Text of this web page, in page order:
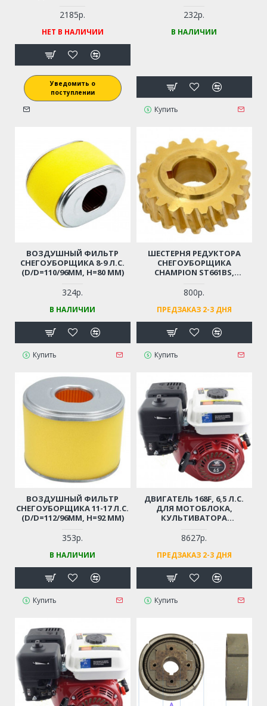
2185р.
НЕТ В НАЛИЧИИ
Уведомить о
поступлении
232р.
В НАЛИЧИИ
Купить
ВОЗДУШНЫЙ ФИЛЬТР
СНЕГОУБОРЩИКА 8-9 Л.С.
(D/D=110/96ММ, Н=80 ММ)
324р.
В НАЛИЧИИ
Купить
ШЕСТЕРНЯ РЕДУКТОРА
СНЕГОУБОРЩИКА
CHAMPION ST661BS,
51405MA, SNAPPER 924IE,
924IR, MURRAY ML61750R,
ML61900R, 6240810X61,
624555X61A, CANADIANA
CH61900, 1695361, CL 61900R,
STIGA (22 ЗУБА, D19ММ,
800р.
ПРЕДЗАКАЗ 2-3 ДНЯ
Купить
ВОЗДУШНЫЙ ФИЛЬТР
СНЕГОУБОРЩИКА 11-17 Л.С.
(D/D=112/96ММ, Н=92 ММ)
353р.
В НАЛИЧИИ
Купить
ДВИГАТЕЛЬ 168F, 6,5 Л.С.
ДЛЯ МОТОБЛОКА,
КУЛЬТИВАТОРА
СНЕГОУБОРЩИКА (ВАЛ - 19
ММ, ШПОНКА; С ДАТЧИКОМ
УРОВНЯ МАСЛА! СТАЛЬНОЙ
РАСПРЕДВАЛ!)
8627р.
ПРЕДЗАКАЗ 2-3 ДНЯ
Купить